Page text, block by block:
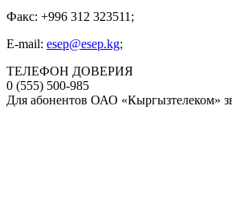
Факс: +996 312 323511;
E-mail: esep@esep.kg;
ТЕЛЕФОН ДОВЕРИЯ
0 (555) 500-985
Для абонентов ОАО «Кыргызтелеком»